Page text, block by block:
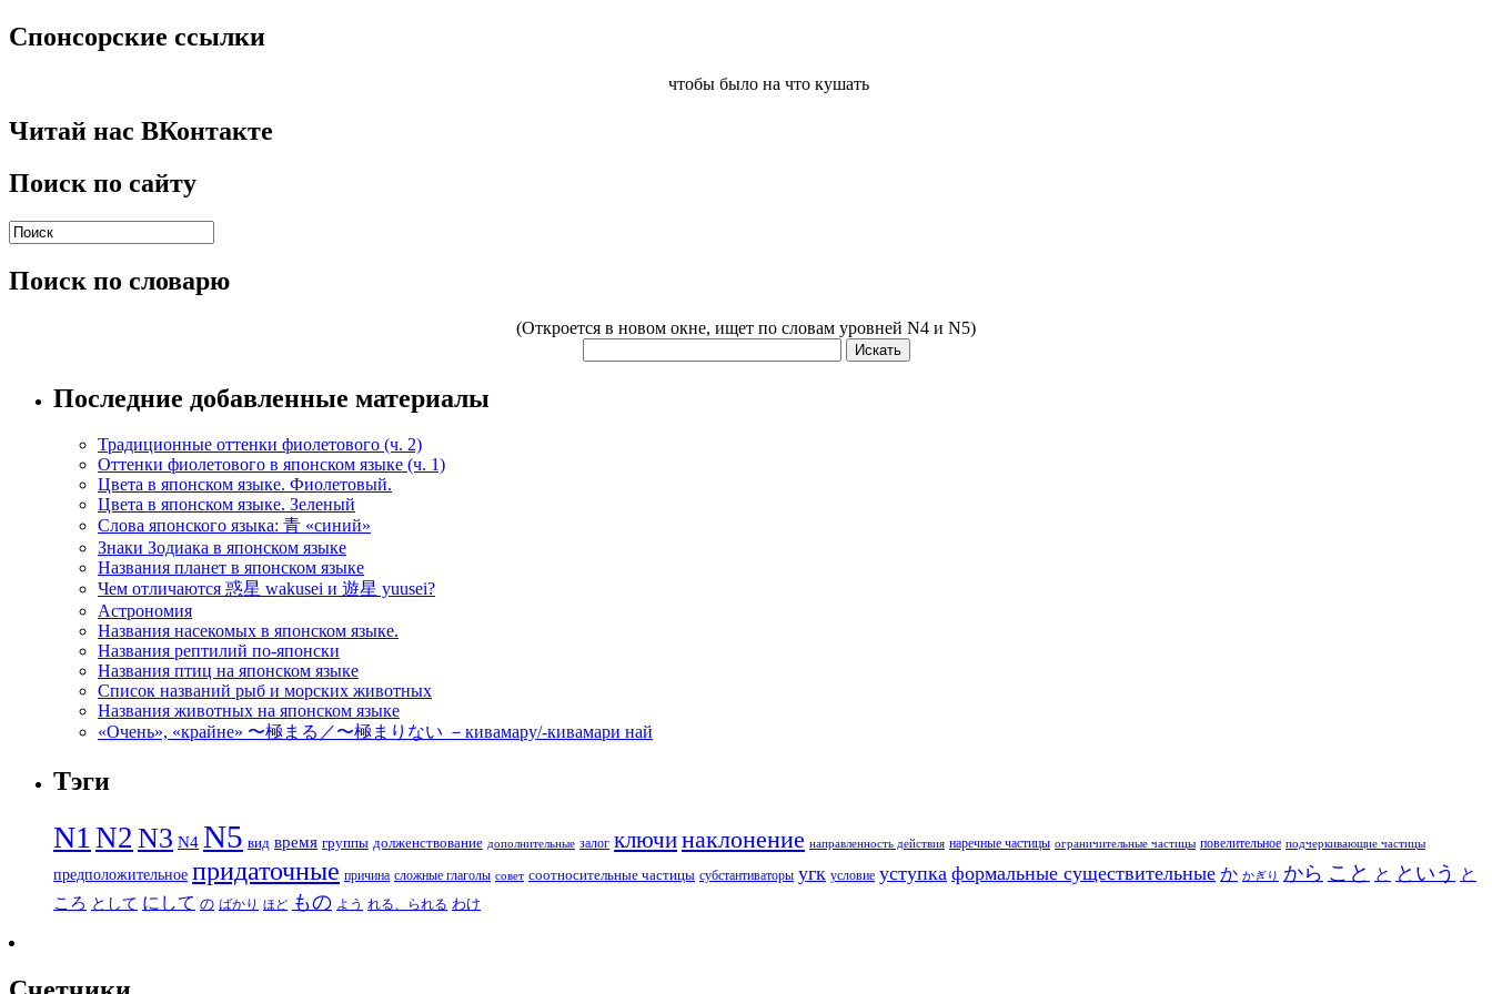
Спонсорские ссылки
чтобы было на что кушать
Читай нас ВКонтакте
Поиск по сайту
Поиск по словарю
(Откроется в новом окне, ищет по словам уровней N4 и N5)
Последние добавленные материалы
Традиционные оттенки фиолетового (ч. 2)
Оттенки фиолетового в японском языке (ч. 1)
Цвета в японском языке. Фиолетовый.
Цвета в японском языке. Зеленый
Слова японского языка: 青 «синий»
Знаки Зодиака в японском языке
Названия планет в японском языке
Чем отличаются 惑星 wakusei и 遊星 yuusei?
Астрономия
Названия насекомых в японском языке.
Названия рептилий по-японски
Названия птиц на японском языке
Список названий рыб и морских животных
Названия животных на японском языке
«Очень», «крайне» 〜極まる／〜極まりない －кивамару/-кивамари най
Тэги
N1N2 N3 N4 N5 вид время группы долженствование дополнительные залог ключинаклонение направленность действия наречные частицы ограничительные частицы повелительное подчеркивающие частицы
предположительное придаточные причина сложные глаголы совет соотносительные частицы субстантиваторы угк условие уступка формальные существительные か かぎり から こと と という
と
ころ として にして の ばかり ほど もの よう れる、られる わけ